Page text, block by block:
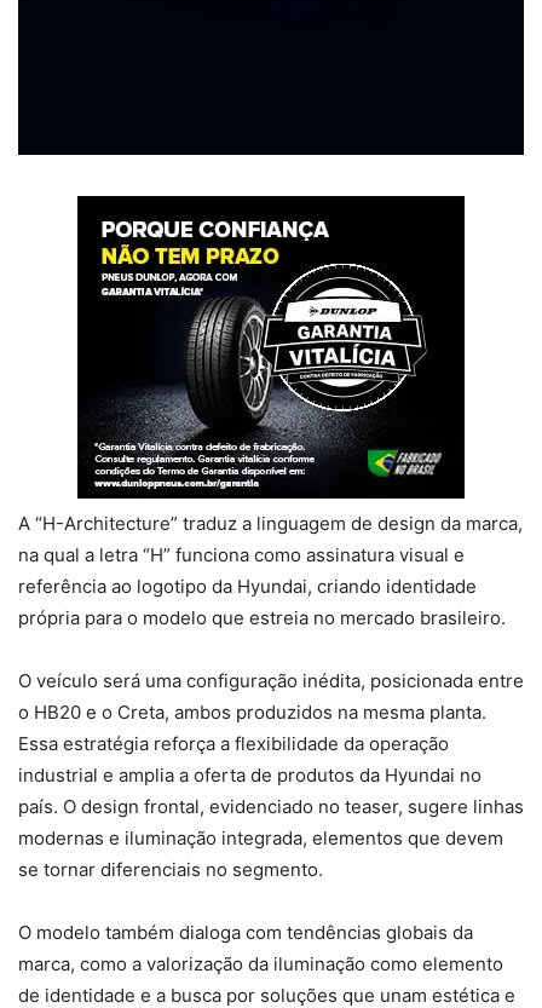
A “H-Architecture” traduz a linguagem de design da marca,
na qual a letra “H” funciona como assinatura visual e
referência ao logotipo da Hyundai, criando identidade
própria para o modelo que estreia no mercado brasileiro.
O veículo será uma configuração inédita, posicionada entre
o HB20 e o Creta, ambos produzidos na mesma planta.
Essa estratégia reforça a flexibilidade da operação
industrial e amplia a oferta de produtos da Hyundai no
país. O design frontal, evidenciado no teaser, sugere linhas
modernas e iluminação integrada, elementos que devem
se tornar diferenciais no segmento.
O modelo também dialoga com tendências globais da
marca, como a valorização da iluminação como elemento
de identidade e a busca por soluções que unam estética e